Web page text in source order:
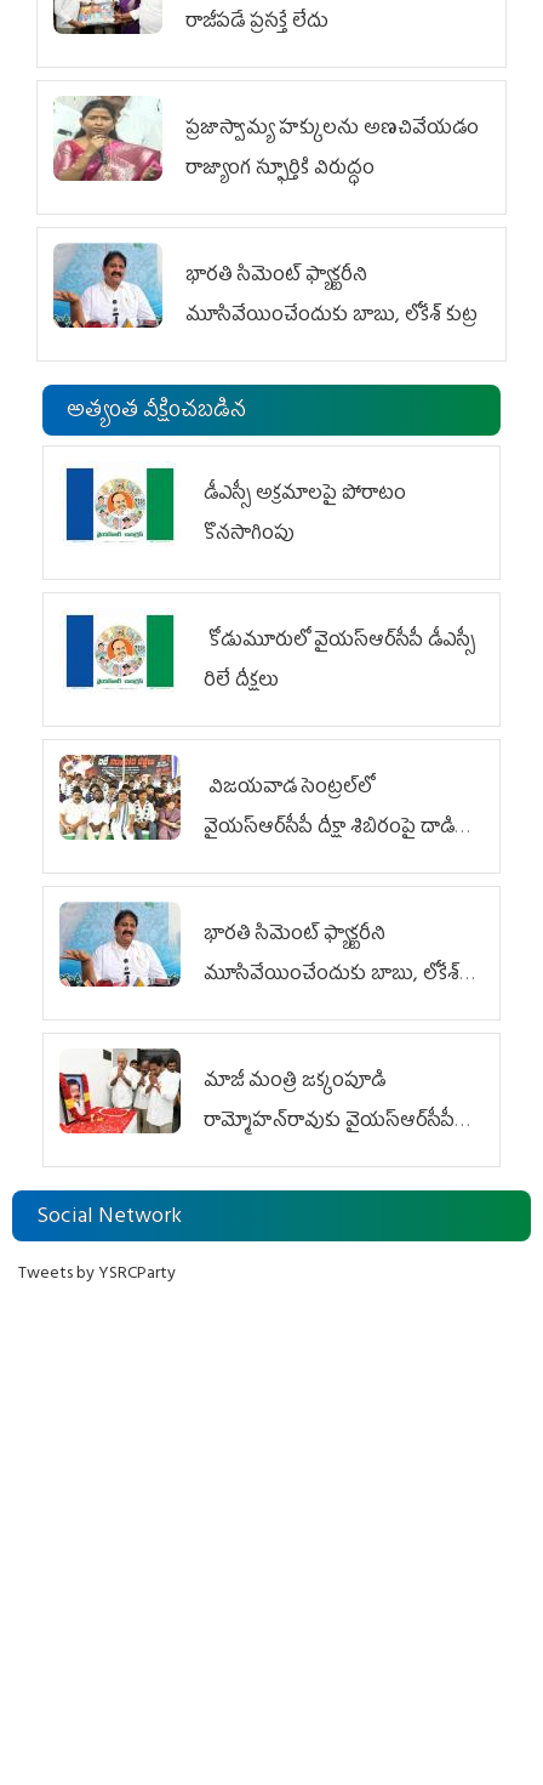
రాజీపడే ప్రసక్తే లేదు
ప్రజాస్వామ్య హక్కులను అణచివేయడం
రాజ్యాంగ స్ఫూర్తికి విరుద్ధం
భారతి సిమెంట్ ఫ్యాక్టరీని
మూసివేయించేందుకు బాబు, లోకేశ్ కుట్ర
అత్యంత వీక్షించబడిన
డీఎస్సీ అక్రమాలపై పోరాటం
కొనసాగింపు
కోడుమూరులో వైయ‌స్ఆర్‌సీపీ డీఎస్సీ
రిలే దీక్షలు
విజయవాడ సెంట్రల్‌లో
వైయ‌స్ఆర్‌సీపీ దీక్షా శిబిరంపై దాడి
దుర్మార్గం
భారతి సిమెంట్ ఫ్యాక్టరీని
మూసివేయించేందుకు బాబు, లోకేశ్
కుట్ర
మాజీ మంత్రి జక్కంపూడి
రామ్మోహన్‌రావుకు వైయ‌స్ఆర్‌సీపీ
ఘన నివాళి
Social Network
Tweets by YSRCParty